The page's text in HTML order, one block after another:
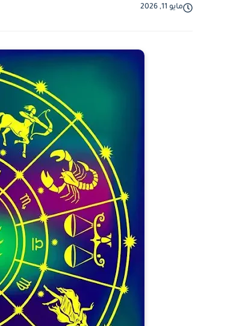
مايو 11, 2026